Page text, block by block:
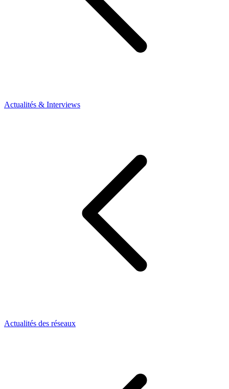
Actualités & Interviews
Actualités des réseaux